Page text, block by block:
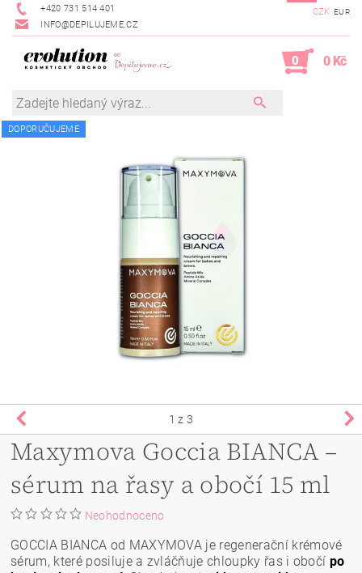
+420 731 514 401
INFO@DEPILUJEME.CZ
CZK EUR
0 0 Kč
DOPORUČUJEME
1 z 3
Maxymova Goccia BIANCA –
sérum na řasy a obočí 15 ml
Neohodnoceno
GOCCIA BIANCA od MAXYMOVA je regenerační krémové
sérum, které posiluje a zvláčňuje chloupky řas i obočí po